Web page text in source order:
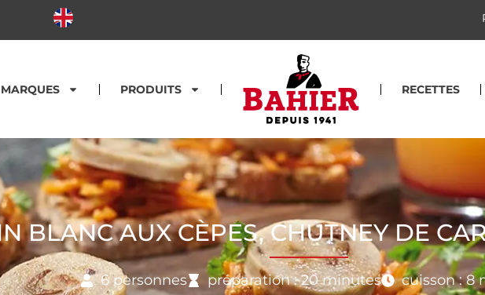
MARQUES PRODUITS RECETTES
BLANC AUX CÈPES, CHUTNEY DE
6 personnes préparation : 20 minutes cuisson : 8